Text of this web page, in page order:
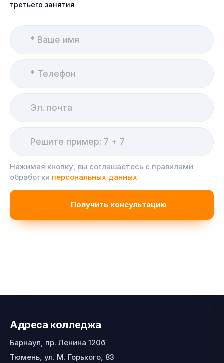
Адреса колледжа
Барнаул, пр. Ленина 120б
Тюмень, ул. М. Горького, 83
третьего занятия
Нажимая кнопку, вы соглашаетесь с правилами
обработки персональных данных